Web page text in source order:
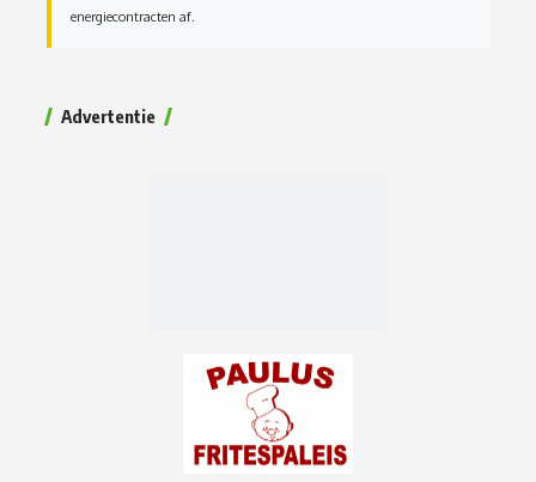
energiecontracten af.
Advertentie